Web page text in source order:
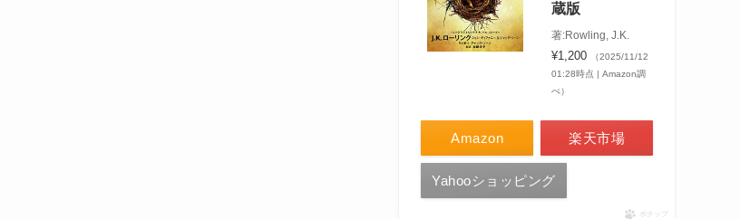
蔵版
著:Rowling, J.K.
¥1,200
（2025/11/12
01:28時点 | Amazon調
べ）
Amazon 楽天市場
Yahooショッピング
ポチップ